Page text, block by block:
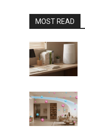
MOST READ